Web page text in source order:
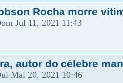
Rocha morre
Jul 11, 2021 11:43
autor do célebre
Mai 20, 2021 10:46